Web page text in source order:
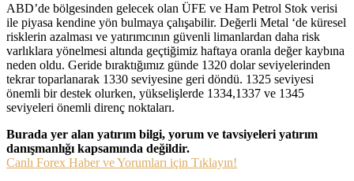
ABD’de bölgesinden gelecek olan ÜFE ve Ham Petrol Stok verisi
ile piyasa kendine yön bulmaya çalışabilir. Değerli Metal ‘de küresel
risklerin azalması ve yatırımcının güvenli limanlardan daha risk
varlıklara yönelmesi altında geçtiğimiz haftaya oranla değer kaybına
neden oldu. Geride bıraktığımız günde 1320 dolar seviyelerinden
tekrar toparlanarak 1330 seviyesine geri döndü. 1325 seviyesi
önemli bir destek olurken, yükselişlerde 1334,1337 ve 1345
seviyeleri önemli direnç noktaları.
Burada yer alan yatırım bilgi, yorum ve tavsiyeleri yatırım
danışmanlığı kapsamında değildir.
Canlı Forex Haber ve Yorumları için Tıklayın!